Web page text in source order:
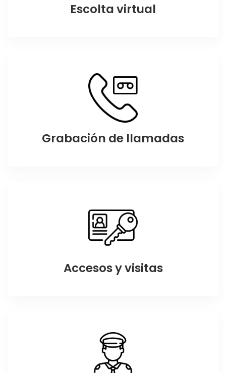
Escolta virtual
Grabación de llamadas
Accesos y visitas